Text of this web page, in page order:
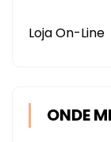
Loja On-Line
ONDE